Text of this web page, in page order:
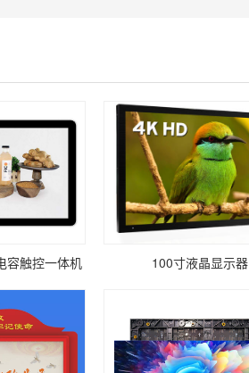
容触控一体机 100寸液晶显示器